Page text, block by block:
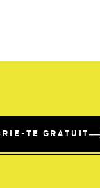
TE GRATUIT